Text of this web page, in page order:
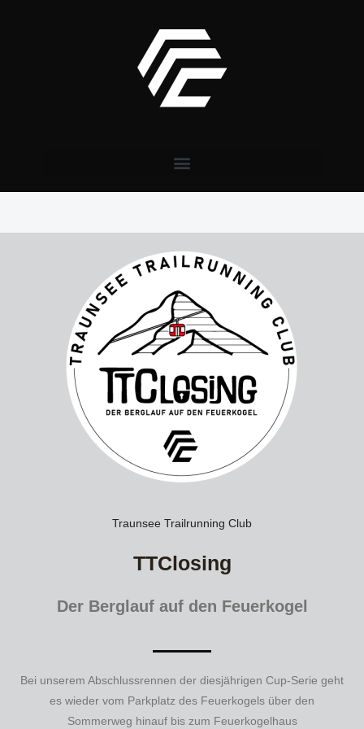
Traunsee Trailrunning Club
TTClosing
Der Berglauf auf den Feuerkogel
Bei unserem Abschlussrennen der diesjährigen Cup-Serie geht
es wieder vom Parkplatz des Feuerkogels über den
Sommerweg hinauf bis zum Feuerkogelhaus